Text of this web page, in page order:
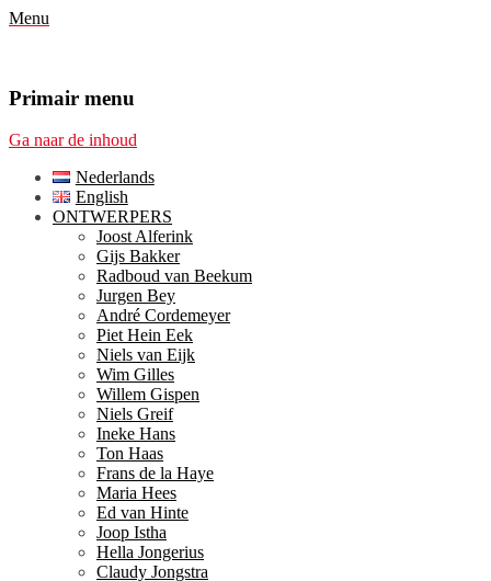
Menu
Primair menu
Ga naar de inhoud
Nederlands
English
ONTWERPERS
Joost Alferink
Gijs Bakker
Radboud van Beekum
Jurgen Bey
André Cordemeyer
Piet Hein Eek
Niels van Eijk
Wim Gilles
Willem Gispen
Niels Greif
Ineke Hans
Ton Haas
Frans de la Haye
Maria Hees
Ed van Hinte
Joop Istha
Hella Jongerius
Claudy Jongstra